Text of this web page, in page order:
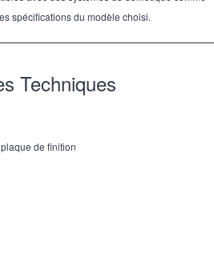
spécifications du modèle choisi.
Techniques
de finition